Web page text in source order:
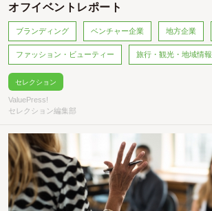
オフイベントレポート
ブランディング ベンチャー企業 地方企業
ファッション・ビューティー 旅行・観光・地域情報
セレクション
ValuePress!
セレクション編集部